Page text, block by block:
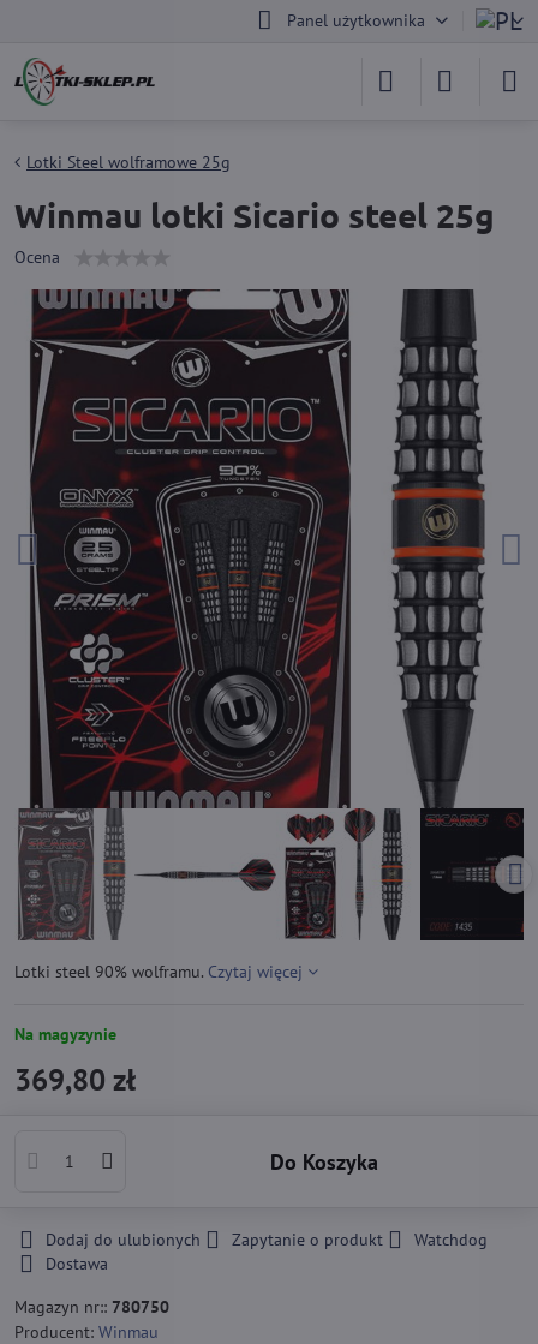
Panel użytkownika
Lotki Steel wolframowe 25g
Winmau lotki Sicario steel 25g
Ocena
Lotki steel 90% wolframu. Czytaj więcej
Na magyzynie
369,80 zł
Do Koszyka
Dodaj do ulubionych Zapytanie o produkt
Watchdog
Dostawa
Magazyn nr:: 780750
Producent: Winmau